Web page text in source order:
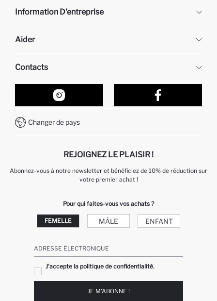
Information D'entreprise
À propos de nous
Aider
Retour et changement
Suivi de la Commande
Comment acheter sur DeFacto ?
Comment payer sur DeFacto?
Contacts
Nos Magasins
Formulaire de contact
Service Client +212 525 076 633
Changer de pays
REJOIGNEZ LE PLAISIR !
Abonnez-vous à notre newsletter et bénéficiez de 10% de réduction sur
votre premier achat !
Pour qui faites-vous vos achats ?
FEMELLE MÂLE ENFANT
ADRESSE ÉLECTRONIQUE
J'accepte la politique de confidentialité.
JE M'ABONNE !